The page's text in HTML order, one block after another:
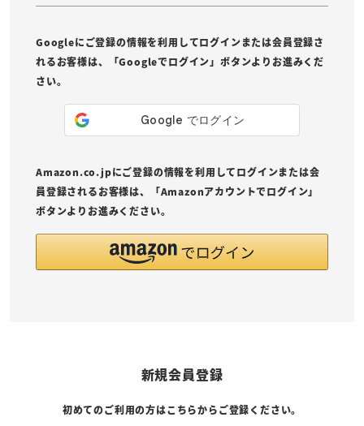
Googleにご登録の情報を利用してログインまたは会員登録さ
れるお客様は、「Googleでログイン」ボタンよりお進みくだ
さい。
Amazon.co.jpにご登録の情報を利用してログインまたは会
員登録されるお客様は、「Amazonアカウントでログイン」
ボタンよりお進みください。
新規会員登録
初めてのご利用の方はこちらからご登録ください。